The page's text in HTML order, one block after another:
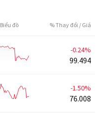
Biểu đồ % Thay đổi / Giá
-0.24%
99.494
-1.50%
76.008